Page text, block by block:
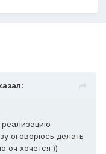
реализацию
оговорюсь делать
оч хочется ))